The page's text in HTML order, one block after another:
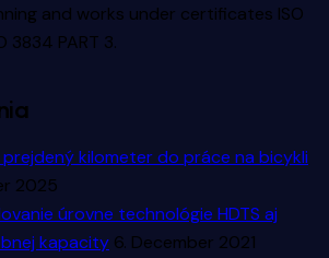
and works under certificates ISO
3834 PART 3.
kilometer do práce na bicykli
2025
úrovne technológie HDTS aj
kapacity 6. December 2021